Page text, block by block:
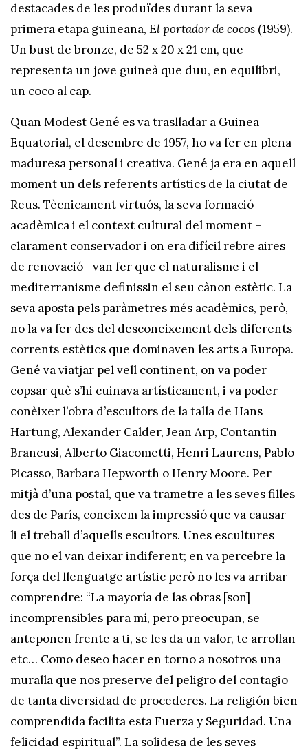
destacades de les produïdes durant la seva
primera etapa guineana, El portador de cocos (1959).
Un bust de bronze, de 52 x 20 x 21 cm, que
representa un jove guineà que duu, en equilibri,
un coco al cap.
Quan Modest Gené es va traslladar a Guinea
Equatorial, el desembre de 1957, ho va fer en plena
maduresa personal i creativa. Gené ja era en aquell
moment un dels referents artístics de la ciutat de
Reus. Tècnicament virtuós, la seva formació
acadèmica i el context cultural del moment –
clarament conservador i on era difícil rebre aires
de renovació– van fer que el naturalisme i el
mediterranisme definissin el seu cànon estètic. La
seva aposta pels paràmetres més acadèmics, però,
no la va fer des del desconeixement dels diferents
corrents estètics que dominaven les arts a Europa.
Gené va viatjar pel vell continent, on va poder
copsar què s’hi cuinava artísticament, i va poder
conèixer l’obra d’escultors de la talla de Hans
Hartung, Alexander Calder, Jean Arp, Contantin
Brancusi, Alberto Giacometti, Henri Laurens, Pablo
Picasso, Barbara Hepworth o Henry Moore. Per
mitjà d’una postal, que va trametre a les seves filles
des de París, coneixem la impressió que va causar-
li el treball d’aquells escultors. Unes escultures
que no el van deixar indiferent; en va percebre la
força del llenguatge artístic però no les va arribar
comprendre: “La mayoría de las obras [son]
incomprensibles para mí, pero preocupan, se
anteponen frente a ti, se les da un valor, te arrollan
etc… Como deseo hacer en torno a nosotros una
muralla que nos preserve del peligro del contagio
de tanta diversidad de procederes. La religión bien
comprendida facilita esta Fuerza y Seguridad. Una
felicidad espiritual”. La solidesa de les seves